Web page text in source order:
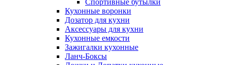
Спортивные бутылки
Кухонные воронки
Дозатор для кухни
Аксессуары для кухни
Кухонные емкости
Зажигалки кухонные
Ланч-Боксы